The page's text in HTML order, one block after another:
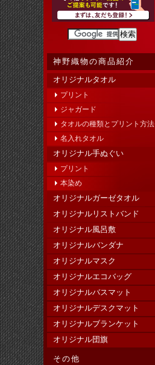
神野織物の商品紹介
オリジナルタオル
プリント
ジャガード
タオルの種類とプリント方法
名入れタオル
オリジナル手ぬぐい
プリント
本染め
オリジナルガーゼタオル
オリジナルリストバンド
オリジナル風呂敷
オリジナルバンダナ
オリジナルマスク
オリジナルエコバッグ
オリジナルバスマット
オリジナルデスクマット
オリジナルブランケット
オリジナル団旗
その他